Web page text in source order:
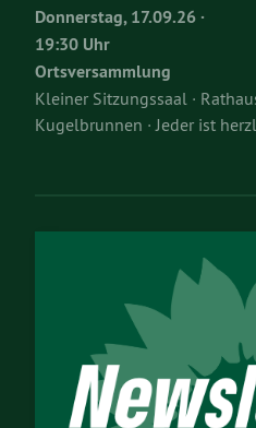
Donnerstag, 17.09.26 ·
19:30 Uhr
Ortsversammlung
Kleiner Sitzungssaal ·
Kugelbrunnen · Jeder ist